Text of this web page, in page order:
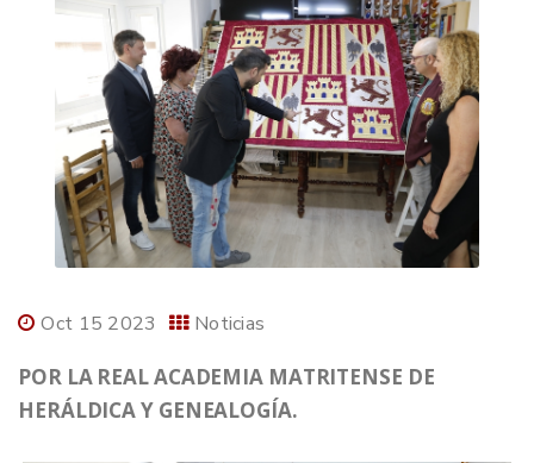
Oct 15 2023 Noticias
POR LA REAL ACADEMIA MATRITENSE DE
HERÁLDICA Y GENEALOGÍA.